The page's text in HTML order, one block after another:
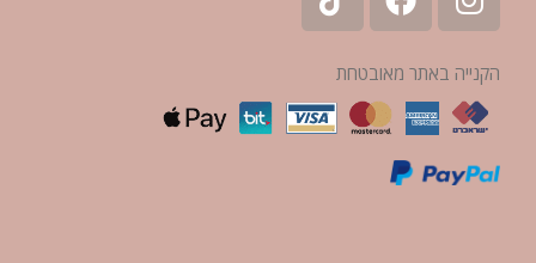
הקנייה באתר מאובטחת